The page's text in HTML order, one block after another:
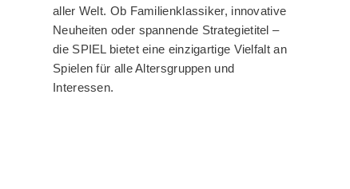
aller Welt. Ob Familienklassiker, innovative
Neuheiten oder spannende Strategietitel –
die SPIEL bietet eine einzigartige Vielfalt an
Spielen für alle Altersgruppen und
Interessen.